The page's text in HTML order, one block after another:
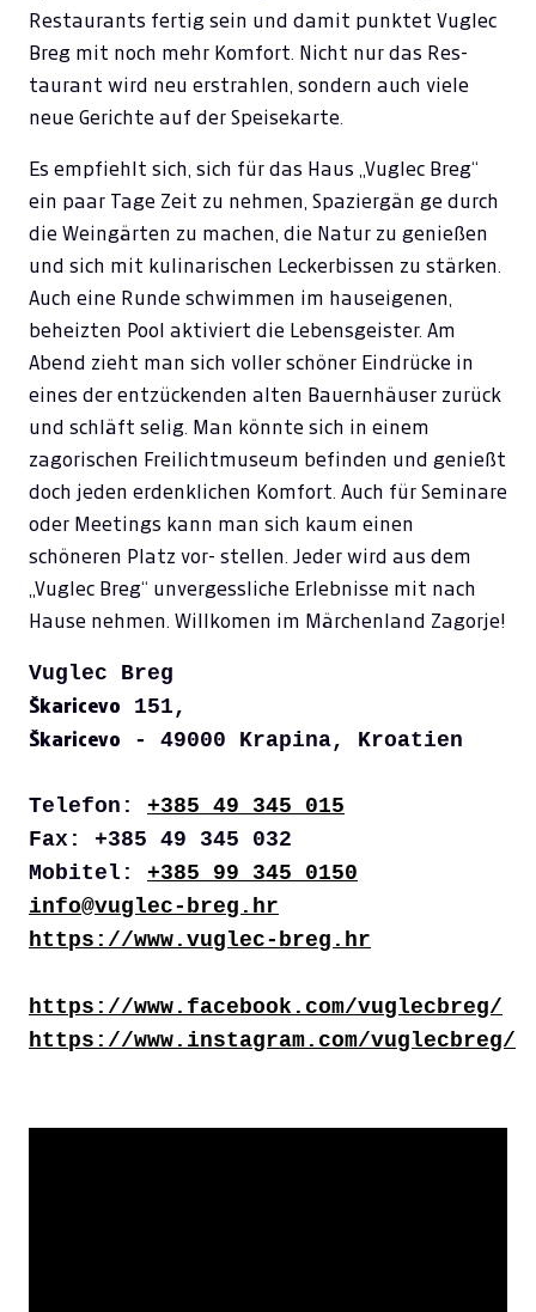
Restaurants fertig sein und damit punktet Vuglec
Breg mit noch mehr Komfort. Nicht nur das Res-
taurant wird neu erstrahlen, sondern auch viele
neue Gerichte auf der Speisekarte.
Es empfiehlt sich, sich für das Haus „Vuglec Breg“
ein paar Tage Zeit zu nehmen, Spaziergän ge durch
die Weingärten zu machen, die Natur zu genießen
und sich mit kulinarischen Leckerbissen zu stärken.
Auch eine Runde schwimmen im hauseigenen,
beheizten Pool aktiviert die Lebensgeister. Am
Abend zieht man sich voller schöner Eindrücke in
eines der entzückenden alten Bauernhäuser zurück
und schläft selig. Man könnte sich in einem
zagorischen Freilichtmuseum befinden und genießt
doch jeden erdenklichen Komfort. Auch für Seminare
oder Meetings kann man sich kaum einen
schöneren Platz vor- stellen. Jeder wird aus dem
„Vuglec Breg“ unvergessliche Erlebnisse mit nach
Hause nehmen. Willkomen im Märchenland Zagorje!
Vuglec Breg
Škaricevo 151,
Škaricevo - 49000 Krapina, Kroatien
Telefon: +385 49 345 015
Fax: +385 49 345 032
Mobitel: +385 99 345 0150
info@vuglec-breg.hr
https://www.vuglec-breg.hr
https://www.facebook.com/vuglecbreg/
https://www.instagram.com/vuglecbreg/